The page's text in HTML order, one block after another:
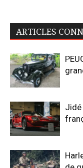
ARTICLES
Jidé